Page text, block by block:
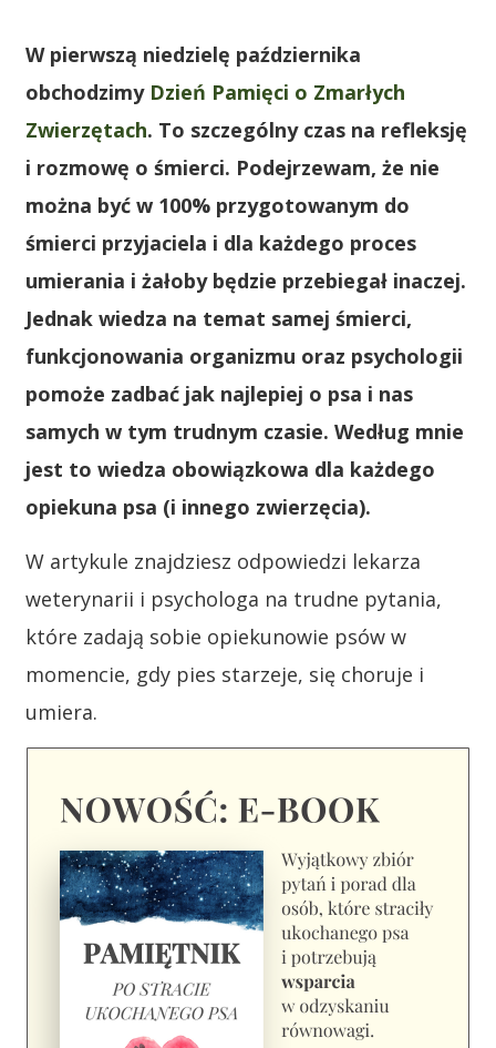
W pierwszą niedzielę października
obchodzimy Dzień Pamięci o Zmarłych
Zwierzętach. To szczególny czas na refleksję
i rozmowę o śmierci. Podejrzewam, że nie
można być w 100% przygotowanym do
śmierci przyjaciela i dla każdego proces
umierania i żałoby będzie przebiegał inaczej.
Jednak wiedza na temat samej śmierci,
funkcjonowania organizmu oraz psychologii
pomoże zadbać jak najlepiej o psa i nas
samych w tym trudnym czasie. Według mnie
jest to wiedza obowiązkowa dla każdego
opiekuna psa (i innego zwierzęcia).
W artykule znajdziesz odpowiedzi lekarza
weterynarii i psychologa na trudne pytania,
które zadają sobie opiekunowie psów w
momencie, gdy pies starzeje, się choruje i
umiera.